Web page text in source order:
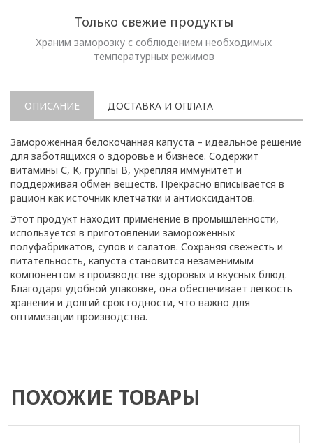
Только свежие продукты
Храним заморозку с соблюдением необходимых
температурных режимов
ОПИСАНИЕ ДОСТАВКА И ОПЛАТА
Замороженная белокочанная капуста – идеальное решение
для заботящихся о здоровье и бизнесе. Содержит
витамины С, К, группы В, укрепляя иммунитет и
поддерживая обмен веществ. Прекрасно вписывается в
рацион как источник клетчатки и антиоксидантов.
Этот продукт находит применение в промышленности,
используется в приготовлении замороженных
полуфабрикатов, супов и салатов. Сохраняя свежесть и
питательность, капуста становится незаменимым
компонентом в производстве здоровых и вкусных блюд.
Благодаря удобной упаковке, она обеспечивает легкость
хранения и долгий срок годности, что важно для
оптимизации производства.
ПОХОЖИЕ ТОВАРЫ